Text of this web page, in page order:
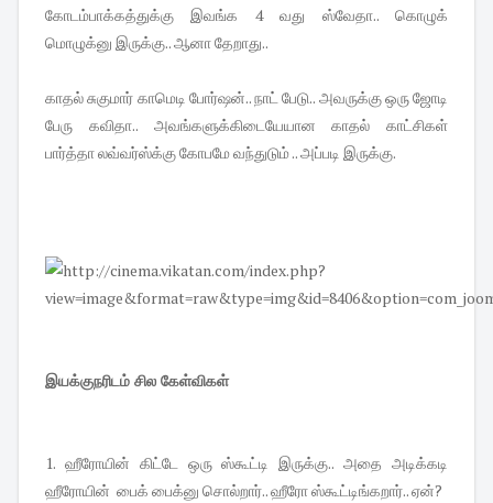
கோடம்பாக்கத்துக்கு இவங்க 4 வது ஸ்வேதா.. கொழுக்
மொழுக்னு இருக்கு.. ஆனா தேறாது..
காதல் சுகுமார் காமெடி போர்ஷன்.. நாட் பேடு.. அவருக்கு ஒரு ஜோடி
பேரு கவிதா.. அவங்களுக்கிடையேயான காதல் காட்சிகள்
பார்த்தா லவ்வர்ஸ்க்கு கோபமே வந்துடும் .. அப்படி இருக்கு.
இயக்குநரிடம் சில கேள்விகள்
1. ஹீரோயின் கிட்டே ஒரு ஸ்கூட்டி இருக்கு.. அதை அடிக்கடி
ஹீரோயின் பைக் பைக்னு சொல்றார்.. ஹீரோ ஸ்கூட்டிங்கறார்.. ஏன்?